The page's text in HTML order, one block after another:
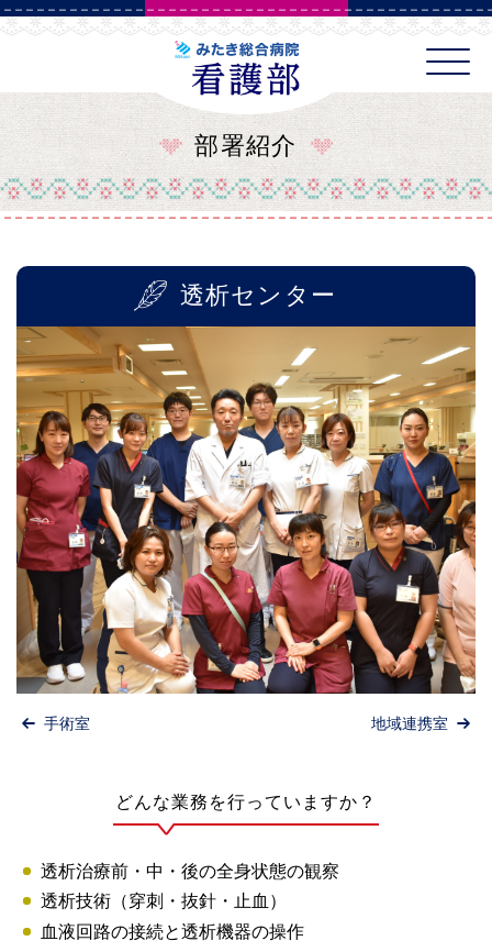
みたき総合病院
部署紹介
透析センター
手術室 地域連携室
どんな業務を行っていますか？
透析治療前・中・後の全身状態の観察
透析技術（穿刺・抜針・止血）
血液回路の接続と透析機器の操作